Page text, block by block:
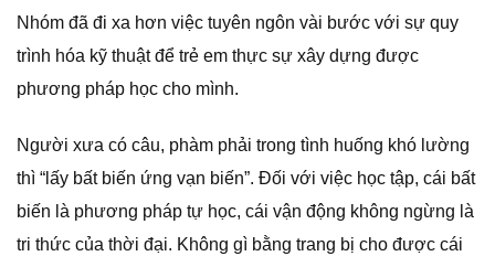
Nhóm đã đi xa hơn việc tuyên ngôn vài bước với sự quy
trình hóa kỹ thuật để trẻ em thực sự xây dựng được
phương pháp học cho mình.
Người xưa có câu, phàm phải trong tình huống khó lường
thì “lấy bất biến ứng vạn biến”. Đối với việc học tập, cái bất
biến là phương pháp tự học, cái vận động không ngừng là
tri thức của thời đại. Không gì bằng trang bị cho được cái